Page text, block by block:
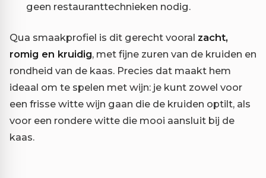
geen restauranttechnieken nodig.
Qua smaakprofiel is dit gerecht vooral zacht,
romig en kruidig, met fijne zuren van de kruiden en
rondheid van de kaas. Precies dat maakt hem
ideaal om te spelen met wijn: je kunt zowel voor
een frisse witte wijn gaan die de kruiden optilt, als
voor een rondere witte die mooi aansluit bij de
kaas.